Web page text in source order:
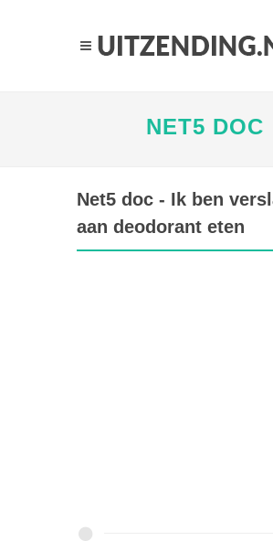
NET5 DOC
Net5 doc - Ik ben
aan deodorant eten